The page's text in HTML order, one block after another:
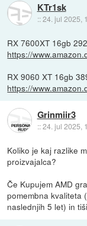
KTr1sk
::24. jul 2025,
RX 7600XT 16gb
https://
RX 9060 XT 16gb
https://
Grinmiir3
::24. jul 2025,
Koliko je kaj razlike
proizvajalca?
Če Kupujem AMD
pomembna kvaliteta
naslednjih 5 let) in